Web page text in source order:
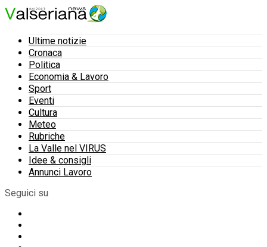
Ultime notizie
Cronaca
Politica
Economia & Lavoro
Sport
Eventi
Cultura
Meteo
Rubriche
La Valle nel VIRUS
Idee & consigli
Annunci Lavoro
Seguici su